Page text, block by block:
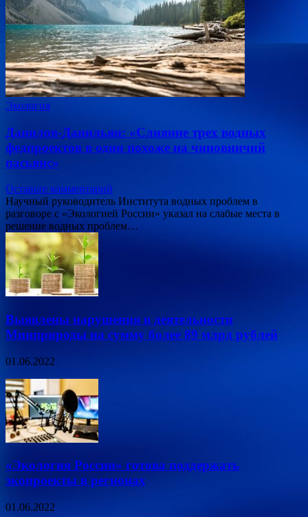
Экология
Данилов-Данильян: «Слияние трех водных
федпроектов в один похоже на чиновничий
пасьянс»
Оставьте комментарий
Научный руководитель Института водных проблем в
разговоре с «Экологией России» указал на слабые места в
решение водных проблем…
Выявлены нарушения в деятельности
Минприроды на сумму более 89 млрд рублей
01.06.2022
«Экология России» готова поддержать
экопроекты в регионах
01.06.2022